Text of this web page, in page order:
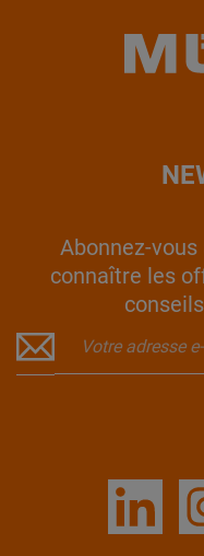
Abonnez-
connaître les